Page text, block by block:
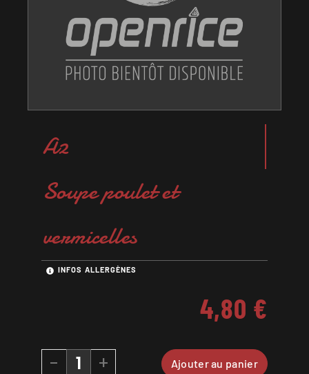
A2
Soupe poulet et
vermicelles
INFOS ALLERGÈNES
4,80 €
- + Ajouter au panier